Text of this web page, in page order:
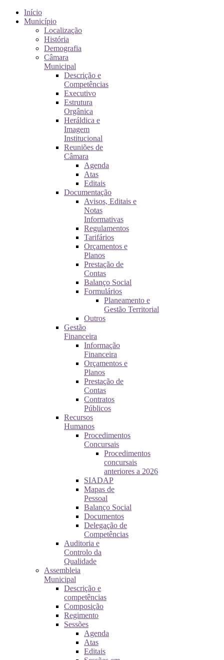
Início
Município
Localização
História
Demografia
Câmara
Municipal
Descrição e
Competências
Executivo
Estrutura
Orgânica
Heráldica e
Imagem
Institucional
Reuniões de
Câmara
Agenda
Atas
Editais
Documentação
Avisos, Editais e
Notas
Informativas
Regulamentos
Tarifários
Orçamentos e
Planos
Prestação de
Contas
Balanço Social
Formulários
Planeamento e
Gestão Territorial
Outros
Gestão
Financeira
Informação
Financeira
Orçamentos e
Planos
Prestação de
Contas
Contratos
Públicos
Recursos
Humanos
Procedimentos
Concursais
Procedimentos
concursais
anteriores a 2026
SIADAP
Mapas de
Pessoal
Balanço Social
Documentos
Delegação de
Competências
Auditoria e
Controlo da
Qualidade
Assembleia
Municipal
Descrição e
competências
Composição
Regimento
Sessões
Agenda
Atas
Editais